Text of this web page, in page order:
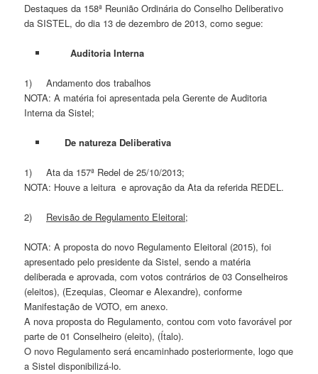
Destaques da 158ª Reunião Ordinária do Conselho Deliberativo
da SISTEL, do dia 13 de dezembro de 2013, como segue:
Auditoria Interna
1) Andamento dos trabalhos
NOTA: A matéria foi apresentada pela Gerente de Auditoria
Interna da Sistel;
De natureza Deliberativa
1) Ata da 157ª Redel de 25/10/2013;
NOTA: Houve a leitura e aprovação da Ata da referida REDEL.
2) Revisão de Regulamento Eleitoral;
NOTA: A proposta do novo Regulamento Eleitoral (2015), foi
apresentado pelo presidente da Sistel, sendo a matéria
deliberada e aprovada, com votos contrários de 03 Conselheiros
(eleitos), (Ezequias, Cleomar e Alexandre), conforme
Manifestação de VOTO, em anexo.
A nova proposta do Regulamento, contou com voto favorável por
parte de 01 Conselheiro (eleito), (Ítalo).
O novo Regulamento será encaminhado posteriormente, logo que
a Sistel disponibilizá-lo.